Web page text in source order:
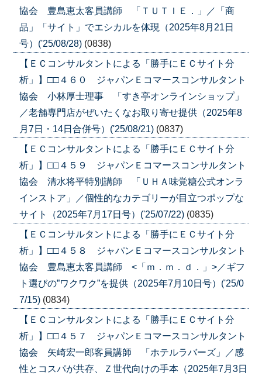
協会 豊島恵太客員講師 「ＴＵＴＩＥ．」／「商
品」「サイト」でエシカルを体現（2025年8月21日
号）('25/08/28) (0838)
【ＥＣコンサルタントによる「勝手にＥＣサイト分
析」】□□４６０ ジャパンＥコマースコンサルタント
協会 小林厚士理事 「すき亭オンラインショップ」
／老舗専門店がぜいたくなお取り寄せ提供（2025年8
月7日・14日合併号）('25/08/21) (0837)
【ＥＣコンサルタントによる「勝手にＥＣサイト分
析」】□□４５９ ジャパンＥコマースコンサルタント
協会 清水将平特別講師 「ＵＨＡ味覚糖公式オンラ
インストア」／個性的なカテゴリーが目立つポップな
サイト（2025年7月17日号）('25/07/22) (0835)
【ＥＣコンサルタントによる「勝手にＥＣサイト分
析」】□□４５８ ジャパンＥコマースコンサルタント
協会 豊島恵太客員講師 <「ｍ．ｍ．ｄ．」>／ギフ
ト選びの”ワクワク”を提供（2025年7月10日号）('25/0
7/15) (0834)
【ＥＣコンサルタントによる「勝手にＥＣサイト分
析」】□□４５７ ジャパンＥコマースコンサルタント
協会 矢崎宏一郎客員講師 「ホテルラバーズ」／感
性とコスパが共存、Ｚ世代向けの手本（2025年7月3日